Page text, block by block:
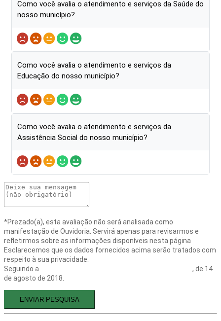
Como você avalia o atendimento e serviços da Saúde do
nosso município?
Como você avalia o atendimento e serviços da
Educação do nosso município?
Como você avalia o atendimento e serviços da
Assistência Social do nosso município?
*Prezado(a), esta avaliação não será analisada como
manifestação de Ouvidoria. Servirá apenas para revisarmos e
refletirmos sobre as informações disponíveis nesta página
Esclarecemos que os dados fornecidos acima serão tratados com
respeito à sua privacidade.
Seguindo a
, de 14
de agosto de 2018.
ENVIAR PESQUISA